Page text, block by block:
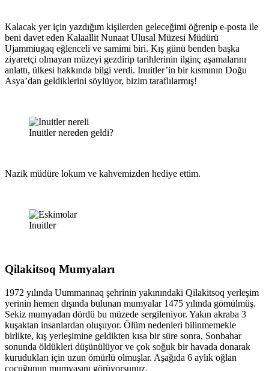
Kalacak yer için yazdığım kişilerden geleceğimi öğrenip e-posta ile
beni davet eden Kalaallit Nunaat Ulusal Müzesi Müdürü
Ujammiugaq eğlenceli ve samimi biri. Kış günü benden başka
ziyaretçi olmayan müzeyi gezdirip tarihlerinin ilginç aşamalarını
anlattı, ülkesi hakkında bilgi verdi. Inuitler’in bir kısmının Doğu
Asya’dan geldiklerini söylüyor, bizim taraflılarmış!
Inuitler nereden geldi?
Nazik müdüre lokum ve kahvemizden hediye ettim.
Inuitler
Qilakitsoq Mumyaları
1972 yılında Uummannaq şehrinin yakınındaki Qilakitsoq yerleşim
yerinin hemen dışında bulunan mumyalar 1475 yılında gömülmüş.
Sekiz mumyadan dördü bu müzede sergileniyor. Yakın akraba 3
kuşaktan insanlardan oluşuyor. Ölüm nedenleri bilinmemekle
birlikte, kış yerleşimine geldikten kısa bir süre sonra, Sonbahar
sonunda öldükleri düşünülüyor ve çok soğuk bir havada donarak
kurudukları için uzun ömürlü olmuşlar. Aşağıda 6 aylık oğlan
çocuğunun mumyasını görüyorsunuz.